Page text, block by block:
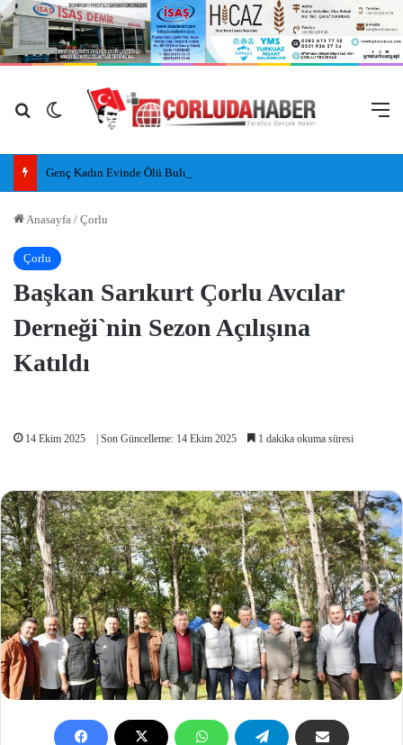
Arama yap ...
Dış görünümü değiştir
Genç Kadın Evinde Ölü Bulundu
Anasayfa / Çorlu
Çorlu
Başkan Sarıkurt Çorlu Avcılar
Derneği`nin Sezon Açılışına
Katıldı
14 Ekim 2025 | Son Güncelleme: 14 Ekim 2025 1 dakika okuma süresi